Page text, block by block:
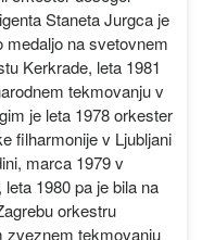
Staneta Jurgca je
medaljo na svetovnem
Kerkrade, leta 1981
tekmovanju v
je leta 1978 orkester
filharmonije v Ljubljani
marca 1979 v
1980 pa je bila na
orkestru
zveznem tekmovanju